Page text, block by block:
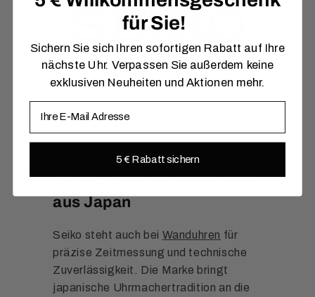
aus Japan
Seiko steht auch bei Wanduhren für
präzise Zeitmessung und technische
Zuverlässigkeit. Die Marke bringt
japanische Uhrmachertradition an die
für Sie!
Sichern Sie sich Ihren sofortigen Rabatt auf Ihre
nächste Uhr. Verpassen Sie außerdem keine
exklusiven Neuheiten und Aktionen mehr.
E-Mail
5 € Rabatt sichern